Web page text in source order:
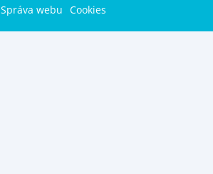
Správa webu Cookies